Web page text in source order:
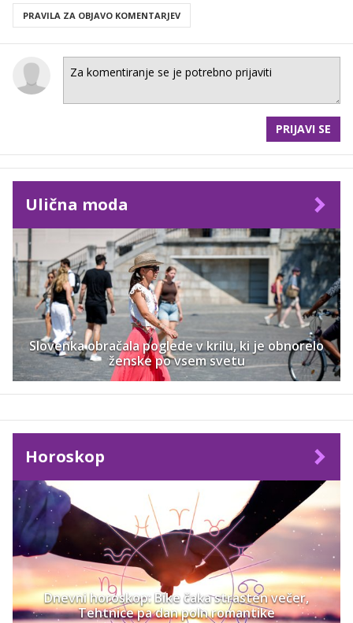
PRAVILA ZA OBJAVO KOMENTARJEV
PRIJAVI SE
Ulična moda
Slovenka obračala poglede v krilu, ki je obnorelo
ženske po vsem svetu
Horoskop
Dnevni horoskop: Bike čaka strasten večer,
Tehtnice pa dan poln romantike